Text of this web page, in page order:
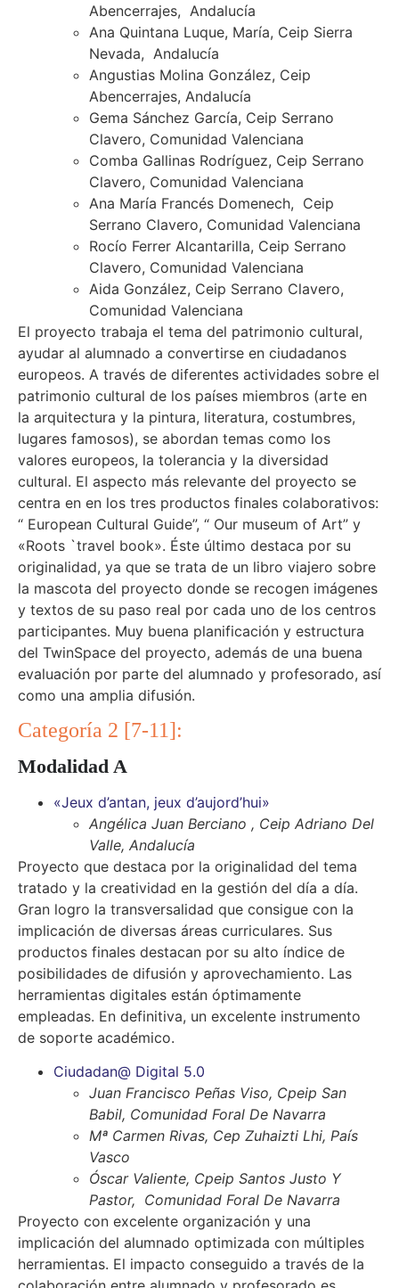
Abencerrajes, Andalucía
Ana Quintana Luque, María, Ceip Sierra
Nevada, Andalucía
Angustias Molina González, Ceip
Abencerrajes, Andalucía
Gema Sánchez García, Ceip Serrano
Clavero, Comunidad Valenciana
Comba Gallinas Rodríguez, Ceip Serrano
Clavero, Comunidad Valenciana
Ana María Francés Domenech, Ceip
Serrano Clavero, Comunidad Valenciana
Rocío Ferrer Alcantarilla, Ceip Serrano
Clavero, Comunidad Valenciana
Aida González, Ceip Serrano Clavero,
Comunidad Valenciana
El proyecto trabaja el tema del patrimonio cultural,
ayudar al alumnado a convertirse en ciudadanos
europeos. A través de diferentes actividades sobre el
patrimonio cultural de los países miembros (arte en
la arquitectura y la pintura, literatura, costumbres,
lugares famosos), se abordan temas como los
valores europeos, la tolerancia y la diversidad
cultural. El aspecto más relevante del proyecto se
centra en en los tres productos finales colaborativos:
“ European Cultural Guide”, “ Our museum of Art” y
«Roots `travel book». Éste último destaca por su
originalidad, ya que se trata de un libro viajero sobre
la mascota del proyecto donde se recogen imágenes
y textos de su paso real por cada uno de los centros
participantes. Muy buena planificación y estructura
del TwinSpace del proyecto, además de una buena
evaluación por parte del alumnado y profesorado, así
como una amplia difusión.
Categoría 2 [7-11]:
Modalidad A
«Jeux d’antan, jeux d’aujord’hui»
Angélica Juan Berciano , Ceip Adriano Del
Valle, Andalucía
Proyecto que destaca por la originalidad del tema
tratado y la creatividad en la gestión del día a día.
Gran logro la transversalidad que consigue con la
implicación de diversas áreas curriculares. Sus
productos finales destacan por su alto índice de
posibilidades de difusión y aprovechamiento. Las
herramientas digitales están óptimamente
empleadas. En definitiva, un excelente instrumento
de soporte académico.
Ciudadan@ Digital 5.0
Juan Francisco Peñas Viso, Cpeip San
Babil, Comunidad Foral De Navarra
Mª Carmen Rivas, Cep Zuhaizti Lhi, País
Vasco
Óscar Valiente, Cpeip Santos Justo Y
Pastor, Comunidad Foral De Navarra
Proyecto con excelente organización y una
implicación del alumnado optimizada con múltiples
herramientas. El impacto conseguido a través de la